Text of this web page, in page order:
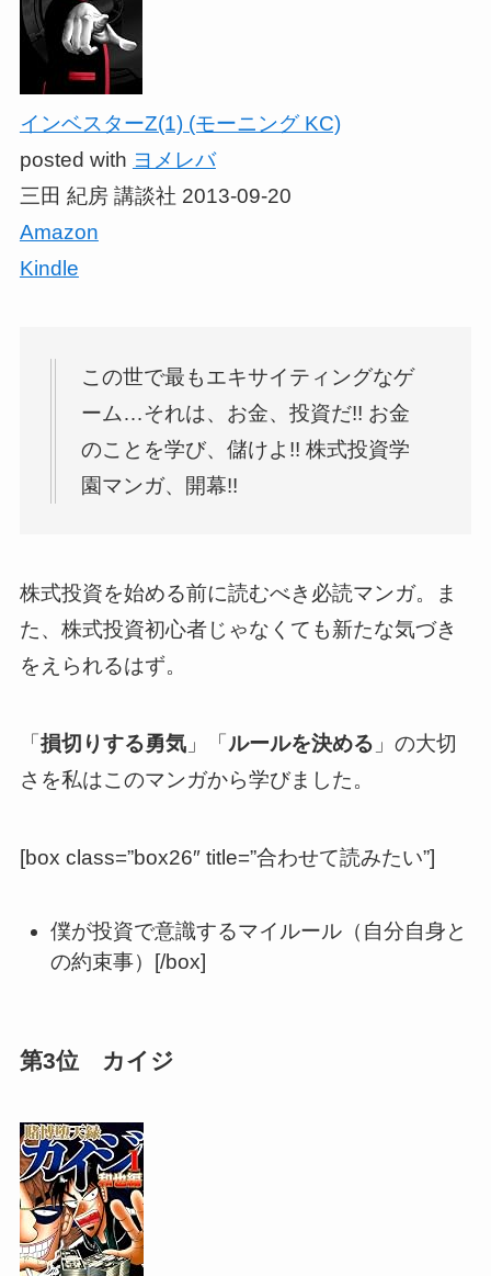
インベスターZ(1) (モーニング KC)
posted with ヨメレバ
三田 紀房 講談社 2013-09-20
Amazon
Kindle
この世で最もエキサイティングなゲ
ーム…それは、お金、投資だ!! お金
のことを学び、儲けよ!! 株式投資学
園マンガ、開幕!!
株式投資を始める前に読むべき必読マンガ。ま
た、株式投資初心者じゃなくても新たな気づき
をえられるはず。
「 損切りする勇気」「 ルールを決める 」の大切
さを私はこのマンガから学びました。
[box class=”box26″ title=”合わせて読みたい”]
僕が投資で意識するマイルール（自分自身と
の約束事）[/box]
第3位 カイジ